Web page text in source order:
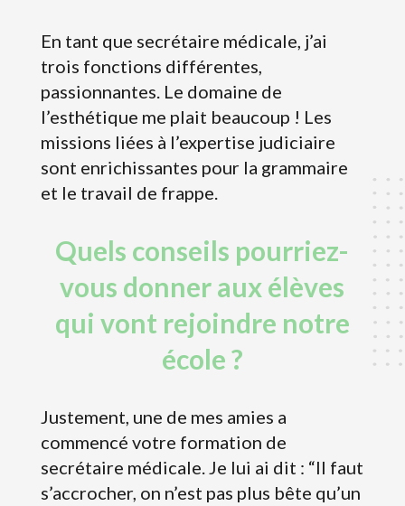
En tant que secrétaire médicale, j’ai
trois fonctions différentes,
passionnantes. Le domaine de
l’esthétique me plait beaucoup ! Les
missions liées à l’expertise judiciaire
sont enrichissantes pour la grammaire
et le travail de frappe.
Quels conseils pourriez-
vous donner aux élèves
qui vont rejoindre notre
école ?
Justement, une de mes amies a
commencé votre formation de
secrétaire médicale. Je lui ai dit : “Il faut
s’accrocher, on n’est pas plus bête qu’un